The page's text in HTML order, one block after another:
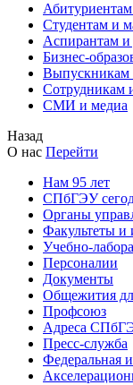
Студентам и
Аспирантам и
Бизнес-
Выпускникам
Сотрудникам
СМИ и медиа
Назад
О нас Перейти
Нам 95 лет
СПбГЭУ
Органы
Факультеты и
Учебно-
Персоналии
Документы
Общежития
Профсоюз
Адреса
Пресс-служба
Федеральная